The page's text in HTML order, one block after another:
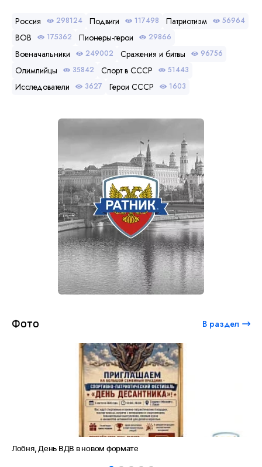
Россия 298124 Подвиги 117498 Патриотизм 56964
ВОВ 175362 Пионеры-герои 29866
Военачальники 249002 Сражения и битвы 96756
Олимпийцы 35842 Спорт в СССР 51443
Исследователи 3627 Герои СССР 1603
Фото В раздел
Лобня, День ВДВ в новом формате